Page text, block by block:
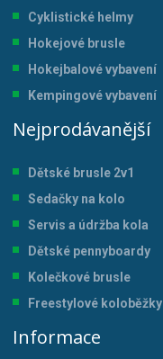
Cyklistické helmy
Hokejové brusle
Hokejbalové vybavení
Kempingové vybavení
Nejprodávanější
Dětské brusle 2v1
Sedačky na kolo
Servis a údržba kola
Dětské pennyboardy
Kolečkové brusle
Freestylové koloběžky
Informace